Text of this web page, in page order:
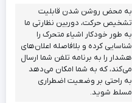
به محض روشن شدن قابلیت
تشخیص حرکت، دوربین نظارتی ما
به طور خودکار اشیاء متحرک را
شناسایی کرده و بلافاصله اعلان‌های
هشدار را به برنامه تلفن شما ارسال
می‌کند، که به شما امکان می‌دهد
به راحتی بر وضعیت اضطراری
مسلط شوید.